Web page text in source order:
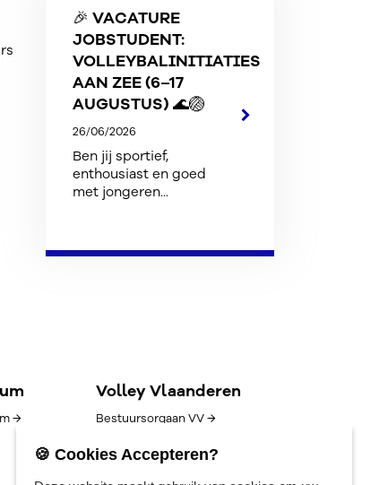
🎉 VACATURE
JOBSTUDENT:
VOLLEYBALINITIATIES
AAN ZEE (6–17
AUGUSTUS) 🌊🏐
26/06/2026
Ben jij sportief,
enthousiast en goed
met jongeren...
Volley Vlaanderen
Bestuursorgaan VV →
Competitie/uitslagen →
→
🍪 Cookies Accepteren?